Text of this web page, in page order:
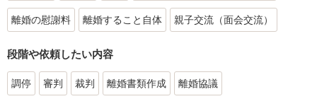
離婚の慰謝料 離婚すること自体 親子交流（面会交流）
段階や依頼したい内容
調停 審判 裁判 離婚書類作成 離婚協議